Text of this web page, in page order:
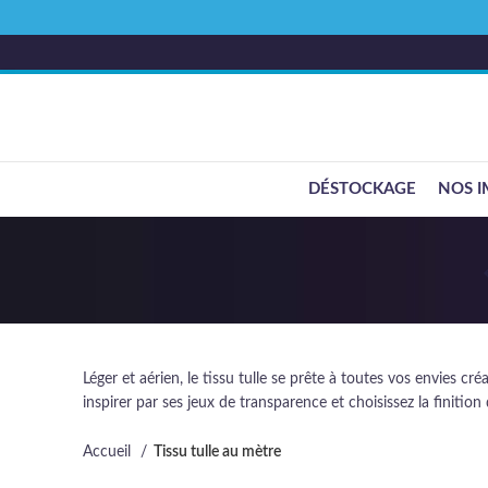
DÉSTOCKAGE NOS
Léger et aérien, le tissu tulle se prête à toutes vos envies
inspirer par ses jeux de transparence et choisissez la
Accueil Tissu tulle au mètre